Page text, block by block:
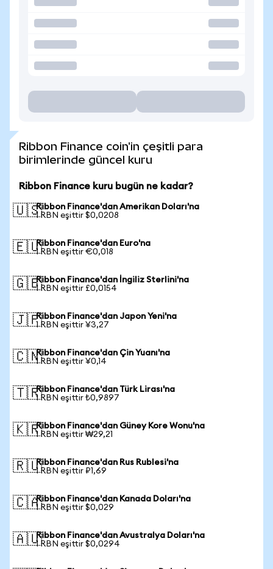
Ribbon Finance coin'in çeşitli para
birimlerinde güncel kuru
Ribbon Finance kuru bugün ne kadar?
🇺🇸Ribbon Finance'dan Amerikan Doları'na
1 RBN eşittir $0,0208
🇪🇺Ribbon Finance'dan Euro'na
1 RBN eşittir €0,018
🇬🇧Ribbon Finance'dan İngiliz Sterlini'na
1 RBN eşittir £0,0154
🇯🇵Ribbon Finance'dan Japon Yeni'na
1 RBN eşittir ¥3,27
🇨🇳Ribbon Finance'dan Çin Yuanı'na
1 RBN eşittir ¥0,14
🇹🇷Ribbon Finance'dan Türk Lirası'na
1 RBN eşittir ₺0,9897
🇰🇷Ribbon Finance'dan Güney Kore Wonu'na
1 RBN eşittir ₩29,21
🇷🇺Ribbon Finance'dan Rus Rublesi'na
1 RBN eşittir ₽1,69
🇨🇦Ribbon Finance'dan Kanada Doları'na
1 RBN eşittir $0,029
🇦🇺Ribbon Finance'dan Avustralya Doları'na
1 RBN eşittir $0,0294